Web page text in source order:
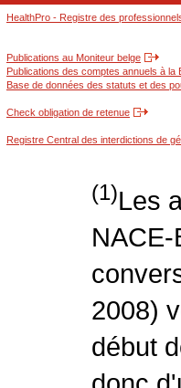
HealthPro - Registre des
Publications au Moniteur belge
Publications des comptes annuels à la
Base de données des statuts et des
Check obligation de retenue
Registre Central des interdictions de
(1)Les
2008)
début